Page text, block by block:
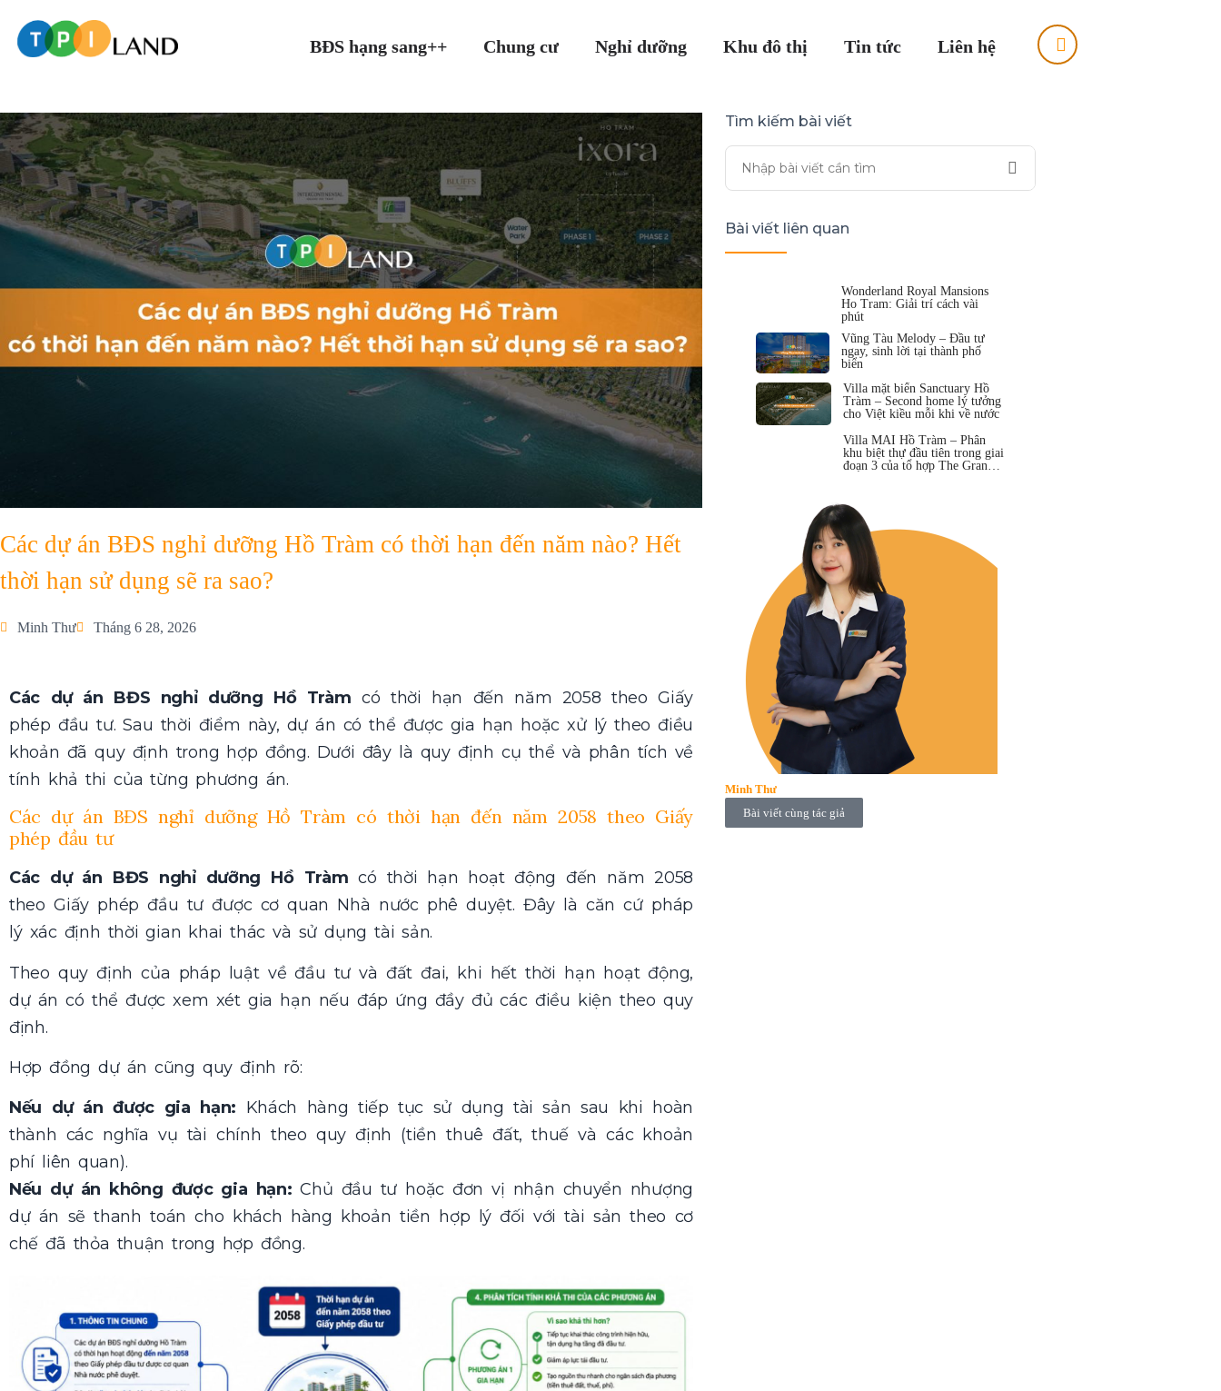
BĐS hạng sang++ Chung cư Nghỉ dưỡng Khu đô thị Tin tức Liên hệ
Các dự án BĐS nghỉ dưỡng Hồ Tràm có thời hạn đến năm nào? Hết
thời hạn sử dụng sẽ ra sao?
Minh Thư Tháng 6 28, 2026
Các dự án BĐS nghỉ dưỡng Hồ Tràm có thời hạn đến năm 2058 theo Giấy
phép đầu tư. Sau thời điểm này, dự án có thể được gia hạn hoặc xử lý theo điều
khoản đã quy định trong hợp đồng. Dưới đây là quy định cụ thể và phân tích về
tính khả thi của từng phương án.
Các dự án BĐS nghỉ dưỡng Hồ Tràm có thời hạn đến năm 2058 theo Giấy
phép đầu tư
Các dự án BĐS nghỉ dưỡng Hồ Tràmcó thời hạn hoạt động đến năm 2058
theo Giấy phép đầu tư được cơ quan Nhà nước phê duyệt. Đây là căn cứ pháp
lý xác định thời gian khai thác và sử dụng tài sản.
Theo quy định của pháp luật về đầu tư và đất đai, khi hết thời hạn hoạt động,
dự án có thể được xem xét gia hạn nếu đáp ứng đầy đủ các điều kiện theo quy
định.
Hợp đồng dự án cũng quy định rõ:
Nếu dự án được gia hạn: Khách hàng tiếp tục sử dụng tài sản sau khi hoàn
thành các nghĩa vụ tài chính theo quy định (tiền thuê đất, thuế và các khoản
phí liên quan).
Nếu dự án không được gia hạn: Chủ đầu tư hoặc đơn vị nhận chuyển nhượng
dự án sẽ thanh toán cho khách hàng khoản tiền hợp lý đối với tài sản theo cơ
chế đã thỏa thuận trong hợp đồng.
Tìm kiếm bài viết
Bài viết liên quan
Wonderland Royal Mansions
Ho Tram: Giải trí cách vài
phút
Vũng Tàu Melody – Đầu tư
ngay, sinh lời tại thành phố
biển
Villa mặt biển Sanctuary Hồ
Tràm – Second home lý tưởng
cho Việt kiều mỗi khi về nước
Villa MAI Hồ Tràm – Phân
khu biệt thự đầu tiên trong giai
đoạn 3 của tổ hợp The Grand
Minh Thư
Bài viết cùng tác giả